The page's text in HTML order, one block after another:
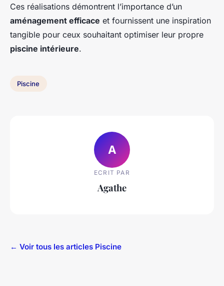
Ces réalisations démontrent l’importance d’un
aménagement efficace et fournissent une inspiration
tangible pour ceux souhaitant optimiser leur propre
piscine intérieure.
Piscine
A
ECRIT PAR
Agathe
← Voir tous les articles Piscine